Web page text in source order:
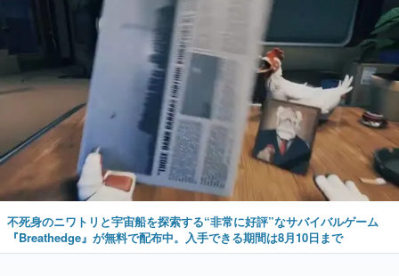
不死身のニワトリと宇宙船を探索する“非常に好評”なサバイバルゲーム
『Breathedge』が無料で配布中。入手できる期間は8月10日まで